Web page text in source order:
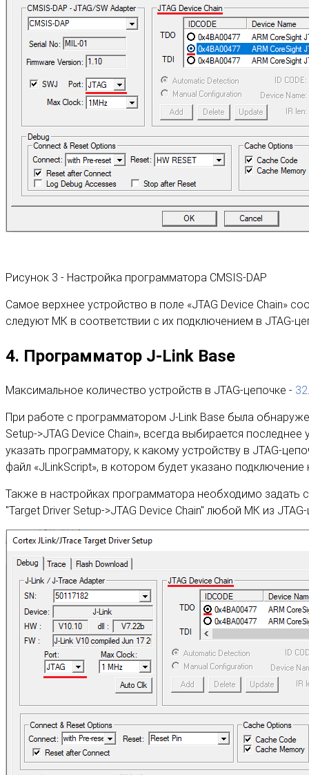
Рисунок 3 - Настройка программатора CMSIS-DAP
Самое верхнее устройство в поле «JTAG Device Chain»
следуют МК в соответствии с их подключением в JTAG-
4. Программатор J-Link Base
Максимальное количество устройств в JTAG-цепочке - 32
При работе с программатором J-Link Base была
Setup->JTAG Device Chain», всегда выбирается
указать программатору, к какому устройству в JTAG-
файл «JLinkScript», в котором будет указано
Также в настройках программатора необходимо задать
"Target Driver Setup->JTAG Device Chain" любой МК из